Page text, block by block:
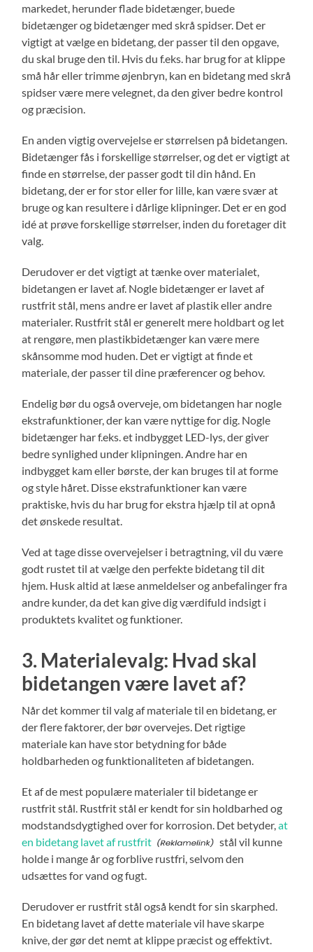
markedet, herunder flade bidetænger, buede
bidetænger og bidetænger med skrå spidser. Det er
vigtigt at vælge en bidetang, der passer til den opgave,
du skal bruge den til. Hvis du f.eks. har brug for at klippe
små hår eller trimme øjenbryn, kan en bidetang med skrå
spidser være mere velegnet, da den giver bedre kontrol
og præcision.
En anden vigtig overvejelse er størrelsen på bidetangen.
Bidetænger fås i forskellige størrelser, og det er vigtigt at
finde en størrelse, der passer godt til din hånd. En
bidetang, der er for stor eller for lille, kan være svær at
bruge og kan resultere i dårlige klipninger. Det er en god
idé at prøve forskellige størrelser, inden du foretager dit
valg.
Derudover er det vigtigt at tænke over materialet,
bidetangen er lavet af. Nogle bidetænger er lavet af
rustfrit stål, mens andre er lavet af plastik eller andre
materialer. Rustfrit stål er generelt mere holdbart og let
at rengøre, men plastikbidetænger kan være mere
skånsomme mod huden. Det er vigtigt at finde et
materiale, der passer til dine præferencer og behov.
Endelig bør du også overveje, om bidetangen har nogle
ekstrafunktioner, der kan være nyttige for dig. Nogle
bidetænger har f.eks. et indbygget LED-lys, der giver
bedre synlighed under klipningen. Andre har en
indbygget kam eller børste, der kan bruges til at forme
og style håret. Disse ekstrafunktioner kan være
praktiske, hvis du har brug for ekstra hjælp til at opnå
det ønskede resultat.
Ved at tage disse overvejelser i betragtning, vil du være
godt rustet til at vælge den perfekte bidetang til dit
hjem. Husk altid at læse anmeldelser og anbefalinger fra
andre kunder, da det kan give dig værdifuld indsigt i
produktets kvalitet og funktioner.
3. Materialevalg: Hvad skal
bidetangen være lavet af?
Når det kommer til valg af materiale til en bidetang, er
der flere faktorer, der bør overvejes. Det rigtige
materiale kan have stor betydning for både
holdbarheden og funktionaliteten af bidetangen.
Et af de mest populære materialer til bidetange er
rustfrit stål. Rustfrit stål er kendt for sin holdbarhed og
modstandsdygtighed over for korrosion. Det betyder,at
en bidetang lavet af rustfrit
stål vil kunne
holde i mange år og forblive rustfri, selvom den
udsættes for vand og fugt.
Derudover er rustfrit stål også kendt for sin skarphed.
En bidetang lavet af dette materiale vil have skarpe
knive, der gør det nemt at klippe præcist og effektivt.